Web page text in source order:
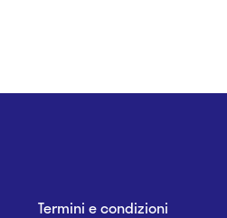
Termini e condizioni